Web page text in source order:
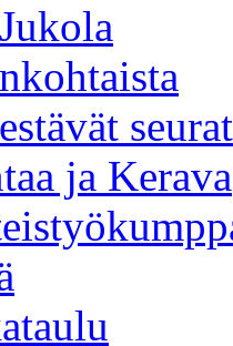
seurat
ja Kerava